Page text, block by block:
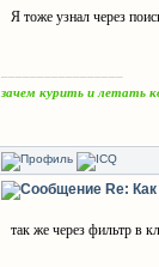
Я тоже узнал через
зачем курить и летать
Re:
так же через фильтр в